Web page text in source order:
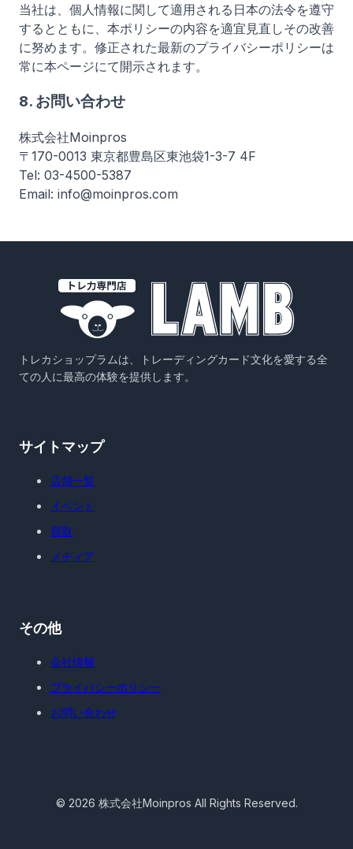
当社は、個人情報に関して適用される日本の法令を遵守
するとともに、本ポリシーの内容を適宜見直しその改善
に努めます。修正された最新のプライバシーポリシーは
常に本ページにて開示されます。
8. お問い合わせ
株式会社Moinpros
〒170-0013 東京都豊島区東池袋1-3-7 4F
Tel: 03-4500-5387
Email: info@moinpros.com
トレカショップラムは、トレーディングカード文化を愛する全
ての人に最高の体験を提供します。
サイトマップ
店舗一覧
イベント
買取
メディア
その他
会社情報
プライバシーポリシー
お問い合わせ
© 2026 株式会社Moinpros All Rights Reserved.